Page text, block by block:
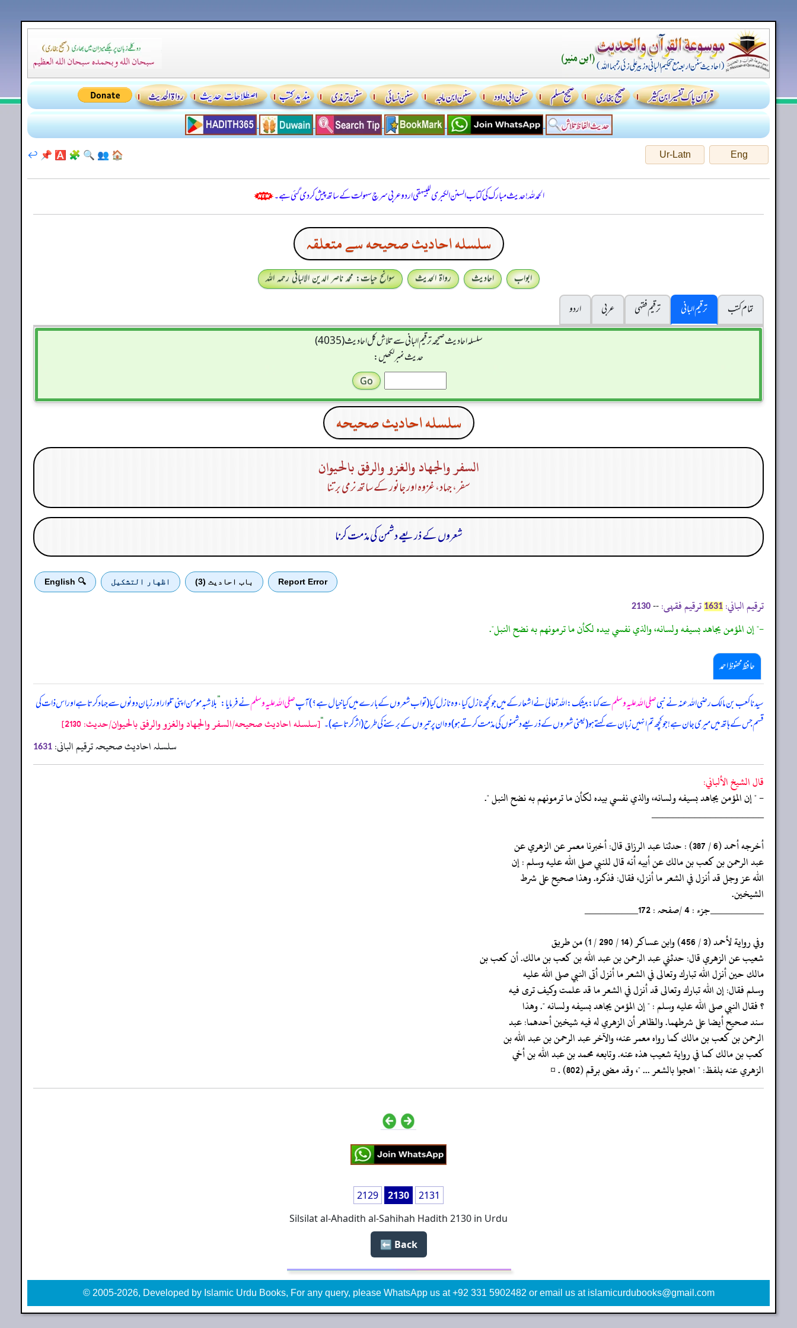
Eng
Ur-Latn
🏠
👥
🔍
🧩
🅰️
📌
↩️
الحمدللہ! حدیث مبارک کی کتاب السنن الكبرى للبيهقي اردو عربی سرچ سہولت کے ساتھ پیش کر دی گئی ہے۔
سلسله احاديث صحيحه سے متعلقہ
ابواب احادیث رواۃ الحدیث
سوانح حیات: محمد ناصر الدین الالبانی رحمہ اللہ
تمام کتب
ترقیم البانی ترقيم فقہی عربی
اردو
سلسله احاديث صحيحه ترقیم البانی سے تلاش کل احادیث (4035)
حدیث نمبر لکھیں:
سلسله احاديث صحيحه
السفر والجهاد والغزو والرفق بالحيوان
سفر، جہاد، غزوہ اور جانور کے ساتھ نرمی برتنا
شعروں کے ذریعے دشمن کی مذمت کرنا
Report Error باب احادیث (3) اظهار التشكيل 🔍 English
ترقیم الباني: 1631 ترقیم فقہی: --
2130
-" إن المؤمن يجاهد بسيفه ولسانه، والذي نفسي بيده لكأن ما ترمونهم به نضح النبل".
حافظ محفوظ احمد
سیدنا کعب بن مالک رضی اللہ عنہ نے نبیصلی اللہ علیہ وسلمسے کہا: بیشک: اللہ تعالیٰ نے اشعار کے میں جو کچھ نازل کیا، وہ نازل کیا (تو اب شعروں کے بارے میں کیا خیال ہے؟) آپصلی اللہ علیہ وسلمنے فرمایا:”بلاشبہ مومن اپنی تلوار اور زبان دونوں سے جہاد کرتا ہے اور اس ذات کی
قسم جس کے ہاتھ میں میری جان ہے! جو کچھ تم انہیں زبان سے کہتے ہو (یعنی شعروں کے ذریعے دشمنوں کی مذمت کرتے ہو) وہ ان پر تیروں کے برسنے کی طرح (اثر کرتا ہے)۔“[سلسله احاديث صحيحه/السفر والجهاد والغزو والرفق بالحيوان/حدیث: 2130]
سلسلہ احادیث صحیحہ ترقیم البانی: 1631
قال الشيخ الألباني:
- " إن المؤمن يجاهد بسيفه ولسانه، والذي نفسي بيده لكأن ما ترمونهم به نضح النبل ".
‏‏‏‏_____________________
‏‏‏‏أخرجه أحمد (6 / 387) : حدثنا عبد الرزاق قال: أخبرنا معمر عن الزهري عن
‏‏‏‏عبد الرحمن بن كعب بن مالك عن أبيه أنه قال للنبي صلى الله عليه وسلم : إن
‏‏‏‏الله عز وجل قد أنزل في الشعر ما أنزل، فقال: فذكره. وهذا صحيح على شرط
‏‏‏‏الشيخين.
‏‏‏‏__________جزء : 4 /صفحہ : 172__________
‏‏‏‏وفي رواية لأحمد (3 / 456) وابن عساكر (14 / 290 / 1) من طريق
‏‏‏‏شعيب عن الزهري قال: حدثني عبد الرحمن بن عبد الله بن كعب بن مالك. أن كعب بن
‏‏‏‏مالك حين أنزل الله تبارك وتعالى في الشعر ما أنزل أتى النبي صلى الله عليه
‏‏‏‏وسلم فقال: إن الله تبارك وتعالى قد أنزل في الشعر ما قد علمت وكيف ترى فيه
‏‏‏‏؟ فقال النبي صلى الله عليه وسلم : " إن المؤمن يجاهد بسيفه ولسانه ". وهذا
‏‏‏‏سند صحيح أيضا على شرطهما. والظاهر أن الزهري له فيه شيخين أحدهما: عبد
‏‏‏‏الرحمن بن كعب بن مالك كما رواه معمر عنه، والآخر عبد الرحمن بن عبد الله بن
‏‏‏‏كعب بن مالك كما في رواية شعيب هذه عنه. وتابعه محمد بن عبد الله بن أخي
‏‏‏‏الزهري عنه بلفظ: " اهجوا بالشعر ... "، وقد مضى برقم (802) . ¤
2129 2130
2131
Silsilat al-Ahadith al-Sahihah Hadith 2130 in Urdu
Back ⬅️
© 2005-2026, Developed by Islamic Urdu Books, For any query, please WhatsApp us at +92 331 5902482 or email us at islamicurdubooks@gmail.com